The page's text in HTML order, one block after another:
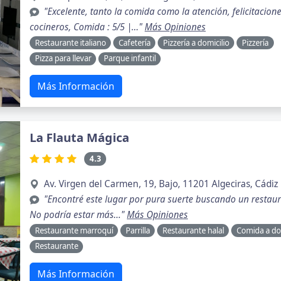
"Excelente, tanto la comida como la atención,
cocineros, Comida : 5/5 |..."Más Opiniones
Restaurante italiano Cafetería Pizzería a domicilio
Pizzería
Pizza para llevar
Parque infantil
Más Información
La Flauta Mágica
4.3
Av. Virgen del Carmen, 19, Bajo, 11201 Algeciras, Cádiz
"Encontré este lugar por pura suerte buscando un
No podría estar más..."Más Opiniones
Restaurante marroquí Parrilla Restaurante halal
Comida a
Restaurante
Más Información